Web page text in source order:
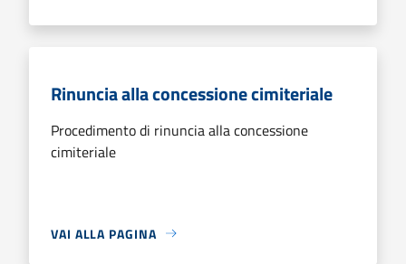
Rinuncia alla concessione cimiteriale
Procedimento di rinuncia alla concessione
cimiteriale
VAI ALLA PAGINA